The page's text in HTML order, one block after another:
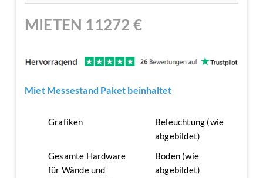
MIETEN 11272 €
Miet Messestand Paket beinhaltet
Grafiken
Beleuchtung (wie
abgebildet)
Gesamte Hardware
für Wände und
Boden (wie
abgebildet)